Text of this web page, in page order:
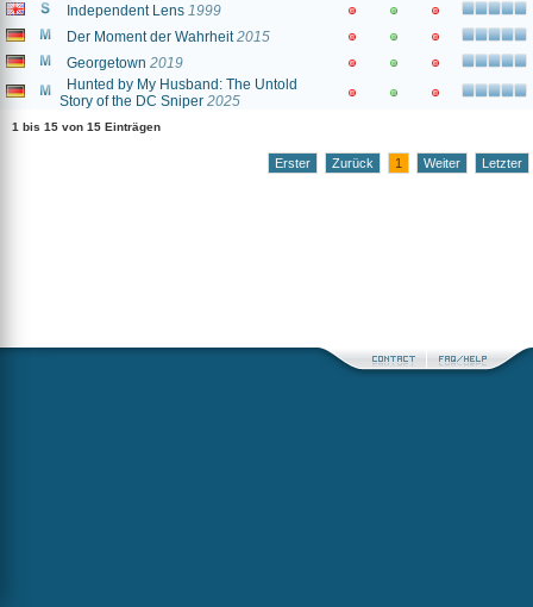
Independent Lens 1999
Der Moment der Wahrheit 2015
Georgetown 2019
Hunted by My Husband: The Untold
Story of the DC Sniper 2025
1 bis 15 von 15 Einträgen
Erster Zurück 1 Weiter Letzter